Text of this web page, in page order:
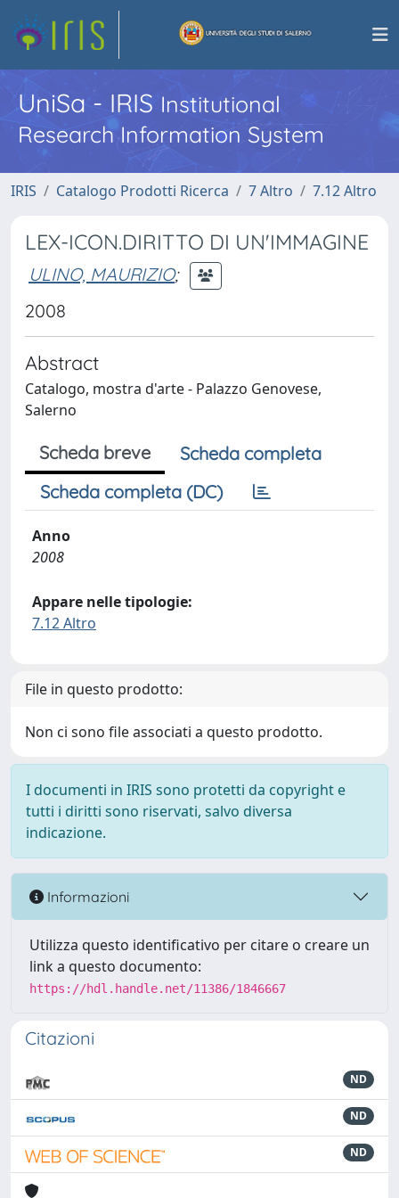
UniSa - IRISInstitutional
Research Information System
IRIS Catalogo Prodotti Ricerca 7 Altro 7.12 Altro
LEX-ICON.DIRITTO DI UN'IMMAGINE
ULINO, MAURIZIO;
2008
Abstract
Catalogo, mostra d'arte - Palazzo Genovese,
Salerno
Scheda breve
Scheda completa
Scheda completa (DC)
Anno
2008
Appare nelle tipologie:
7.12 Altro
File in questo prodotto:
Non ci sono file associati a questo prodotto.
I documenti in IRIS sono protetti da copyright e
tutti i diritti sono riservati, salvo diversa
indicazione.
Informazioni
Utilizza questo identificativo per citare o creare un
link a questo documento:
https://hdl.handle.net/11386/1846667
Citazioni
ND
ND
ND